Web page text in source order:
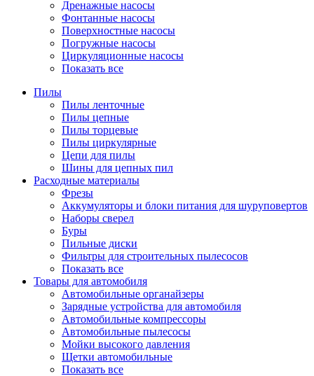
Дренажные насосы
Фонтанные насосы
Поверхностные насосы
Погружные насосы
Циркуляционные насосы
Показать все
Пилы
Пилы ленточные
Пилы цепные
Пилы торцевые
Пилы циркулярные
Цепи для пилы
Шины для цепных пил
Расходные материалы
Фрезы
Аккумуляторы и блоки питания для шуруповертов
Наборы сверел
Буры
Пильные диски
Фильтры для строительных пылесосов
Показать все
Товары для автомобиля
Автомобильные органайзеры
Зарядные устройства для автомобиля
Автомобильные компрессоры
Автомобильные пылесосы
Мойки высокого давления
Щетки автомобильные
Показать все